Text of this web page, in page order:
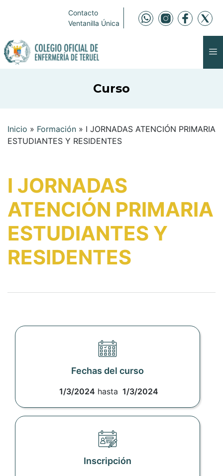
Contacto
Ventanilla Única
Curso
Inicio » Formación » I JORNADAS ATENCIÓN PRIMARIA
ESTUDIANTES Y RESIDENTES
I JORNADAS
ATENCIÓN PRIMARIA
ESTUDIANTES Y
RESIDENTES
Fechas del curso
1/3/2024 hasta 1/3/2024
Inscripción